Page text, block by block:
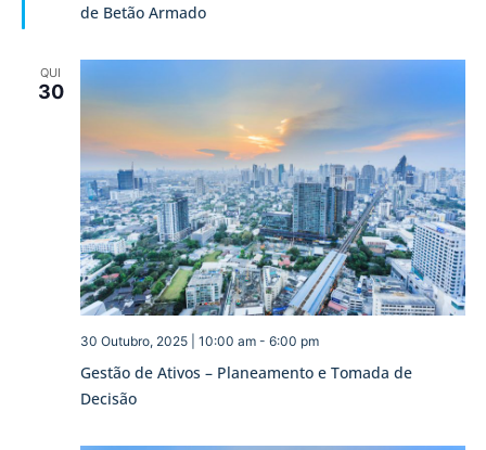
de Betão Armado
QUI
30
Gestão de Ativos – Planeamento e Tomada de
Decisão
30 Outubro, 2025 | 10:00 am- 6:00 pm